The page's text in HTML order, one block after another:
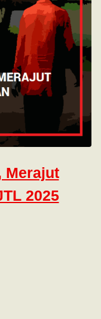
Merajut
2025